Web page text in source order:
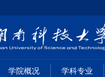
学院概况 学科专业